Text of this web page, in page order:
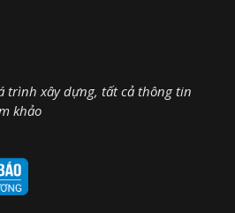
trình xây dựng, tất cả thông tin
khảo